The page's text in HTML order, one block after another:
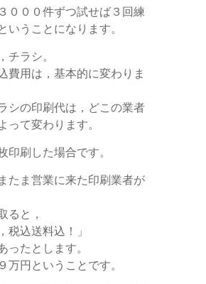
０００件ずつ試せば３回練
いうことになります。
チラシ。
費用は，基本的に変わりま
シの印刷代は，どこの業者
って変わります。
印刷した場合です。
たま営業に来た印刷業者が
ると，
税込送料込！」
ったとします。
万円ということです。